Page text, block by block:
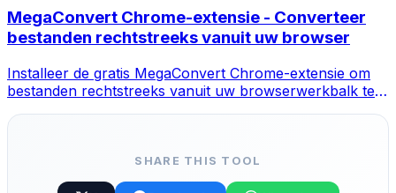
MegaConvert Chrome-extensie - Converteer
bestanden rechtstreeks vanuit uw browser
Installeer de gratis MegaConvert Chrome-extensie om
bestanden rechtstreeks vanuit uw browserwerkbalk te
bestand dat u wilt converteren en krijg direct toegang tot
SHARE THIS TOOL